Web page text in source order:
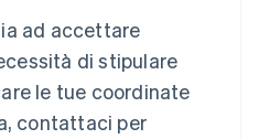
ad accettare
di stipulare
le tue coordinate
contattaci per